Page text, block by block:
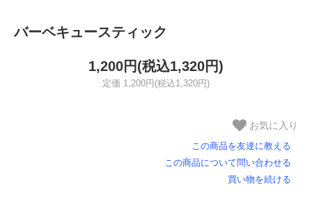
バーベキュースティック
1,200円(税込1,320円)
定価 1,200円(税込1,320円)
お気に入り
この商品を友達に教える
この商品について問い合わせる
買い物を続ける